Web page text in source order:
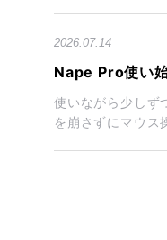
2026.07.14
Nape Pro使い
使いながら少しず
を崩さずにマウ